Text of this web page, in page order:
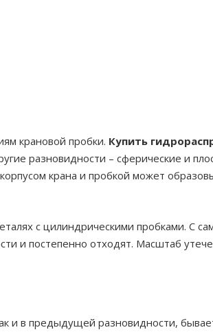
крановой пробки. Купить
разновидности – сферические и
крана и пробкой может
с цилиндрическими пробками. С
и постепенно отходят. Масштаб
и в предыдущей разновидности,